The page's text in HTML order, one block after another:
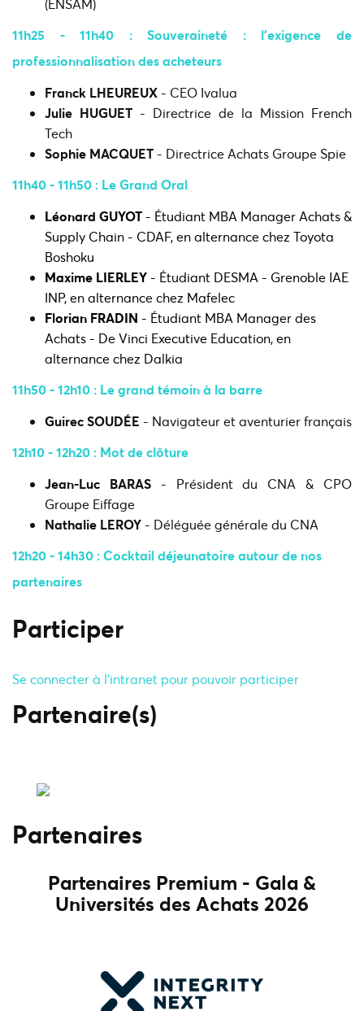
(ENSAM)
​11h25 - 11h40 : Souveraineté : l’exigence de
professionnalisation des acheteurs
Franck LHEUREUX- CEO Ivalua
Julie HUGUET - Directrice de la Mission French
Tech
Sophie MACQUET- Directrice Achats Groupe Spie
11h40 - 11h50 : Le Grand Oral
Léonard GUYOT-​​​ Étudiant MBA Manager Achats &
Supply Chain - CDAF, en alternance chez Toyota
Boshoku
Maxime LIERLEY- Étudiant DESMA - Grenoble IAE
INP, en alternance chez Mafelec
Florian FRADIN - Étudiant MBA Manager des
Achats - De Vinci Executive Education, en
alternance chez Dalkia
11h50 - 12h10 : Le grand témoin à la barre
GuirecSOUDÉE - Navigateur et aventurier français
12h10 - 12h20 : Mot de clôture
Jean-Luc BARAS - Président du CNA & CPO
Groupe Eiffage
Nathalie LEROY- Déléguée générale du CNA
12h20 - 14h30 : Cocktail déjeunatoire autour de nos
partenaires
Participer
Se connecter à l'intranet pour pouvoir participer
Partenaire(s)
Partenaires
Partenaires Premium - Gala &
Universités des Achats 2026